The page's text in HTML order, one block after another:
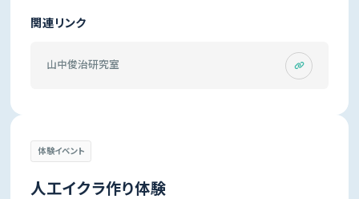
関連リンク
山中俊治研究室
体験イベント
人工イクラ作り体験